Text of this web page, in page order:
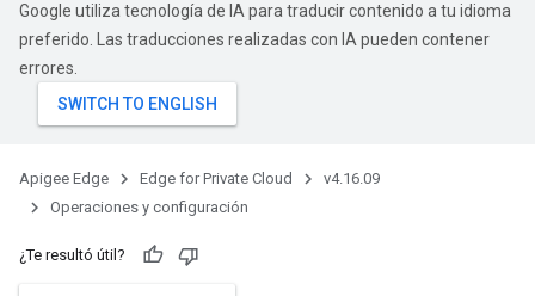
Google utiliza tecnología de IA para traducir contenido a tu idioma
preferido. Las traducciones realizadas con IA pueden contener
errores.
Apigee Edge Edge for Private Cloud
v4.16.09
Operaciones y configuración
¿Te resultó útil?